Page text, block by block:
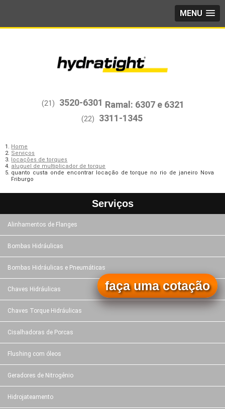
MENU
(21) 3520-6301
(22) 3311-1345
Home
Serviços
locações de torques
aluguel de multiplicador de torque
quanto custa onde encontrar locação de torque no rio de janeiro Nova
Friburgo
Serviços
Alinhamentos de Flanges
Bombas Hidráulicas
Bombas Hidráulicas e Pneumáticas
Chaves Hidráulicas
Chaves Torque Hidráulicas
Cisalhadoras de Porcas
Flushing com óleos
Geradores de Nitrogênio
Hidrojateamento
faça uma cotação